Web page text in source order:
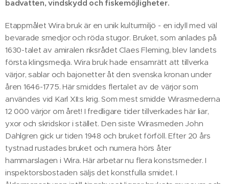
badvatten, vindskydd och fiskemöjligheter.
Etappmålet Wira bruk är en unik kulturmiljö - en idyll med väl
bevarade smedjor och röda stugor. Bruket, som anlades på
1630-talet av amiralen riksrådet Claes Fleming, blev landets
första klingsmedja. Wira bruk hade ensamrätt att tillverka
värjor, sablar och bajonetter åt den svenska kronan under
åren 1646-1775. Här smiddes flertalet av de värjor som
användes vid Karl XII:s krig. Som mest smidde Wirasmederna
12 000 värjor om året! I fredligare tider tillverkades här liar,
yxor och skridskor i stället. Den siste Wirasmeden John
Dahlgren gick ur tiden 1948 och bruket förföll. Efter 20 års
tystnad rustades bruket och numera hörs åter
hammarslagen i Wira. Här arbetar nu flera konstsmeder. I
inspektorsbostaden säljs det konstfulla smidet. I